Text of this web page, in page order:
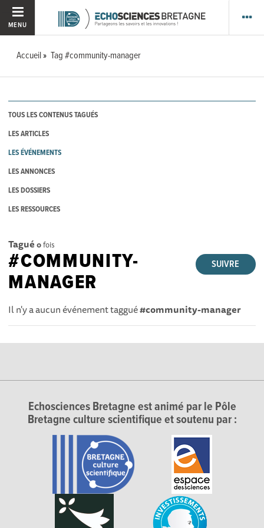
MENU
Accueil Tag #community-manager
TOUS LES CONTENUS TAGUÉS
LES ARTICLES
LES ÉVÉNEMENTS
LES ANNONCES
LES DOSSIERS
LES RESSOURCES
Tagué 0fois
SUIVRE
#COMMUNITY-
MANAGER
Il n'y a aucun événement taggué#community-manager
Echosciences Bretagne est animé par le Pôle
Bretagne culture scientifique et soutenu par :